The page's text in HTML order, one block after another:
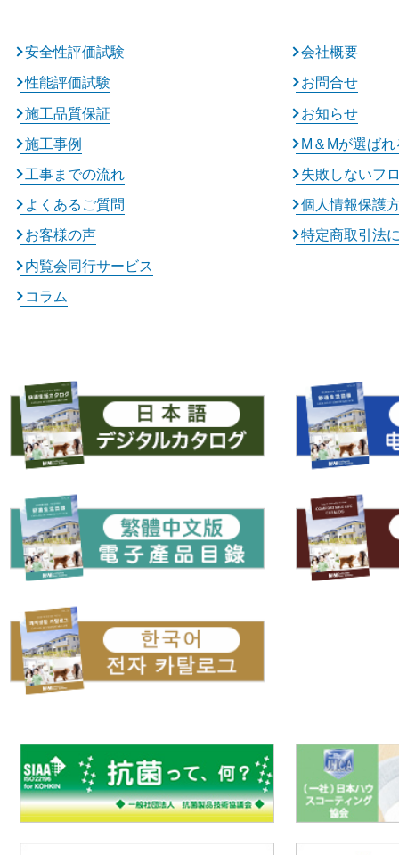
安全性評価試験
性能評価試験
施工品質保証
施工事例
工事までの流れ
よくあるご質問
お客様の声
内覧会同行サービス
コラム
会社概要
お問合せ
お知らせ
M＆Mが選ば
失敗しないフ
個人情報保護
特定商取引法